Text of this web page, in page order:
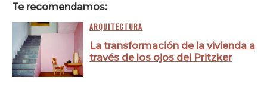
Te recomendamos:
ARQUITECTURA
La transformación de la vivienda a
través de los ojos del Pritzker